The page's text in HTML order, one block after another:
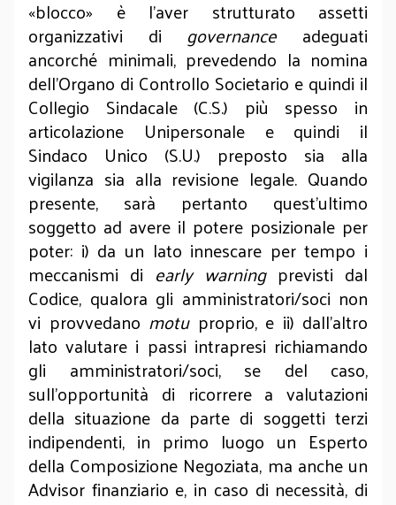
«blocco» è l’aver strutturato assetti
organizzativi di governance adeguati
ancorché minimali, prevedendo la nomina
dell’Organo di Controllo Societario e quindi il
Collegio Sindacale (C.S.) più spesso in
articolazione Unipersonale e quindi il
Sindaco Unico (S.U.) preposto sia alla
vigilanza sia alla revisione legale. Quando
presente, sarà pertanto quest’ultimo
soggetto ad avere il potere posizionale per
poter: i) da un lato innescare per tempo i
meccanismi di early warning previsti dal
Codice, qualora gli amministratori/soci non
vi provvedano motu proprio, e ii) dall’altro
lato valutare i passi intrapresi richiamando
gli amministratori/soci, se del caso,
sull’opportunità di ricorrere a valutazioni
della situazione da parte di soggetti terzi
indipendenti, in primo luogo un Esperto
della Composizione Negoziata, ma anche un
Advisor finanziario e, in caso di necessità, di